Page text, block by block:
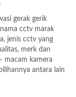
gerak gerik
cctv marak
jenis cctv yang
merk dan
macam kamera
antara lain